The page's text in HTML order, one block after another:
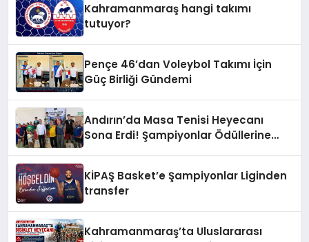
Kahramanmaraş hangi takımı
tutuyor?
Pençe 46’dan Voleybol Takımı İçin
Güç Birliği Gündemi
Andırın’da Masa Tenisi Heyecanı
Sona Erdi! Şampiyonlar Ödüllerine
KİPAŞ Basket’e Şampiyonlar Liginden
transfer
Kahramanmaraş’ta Uluslararası